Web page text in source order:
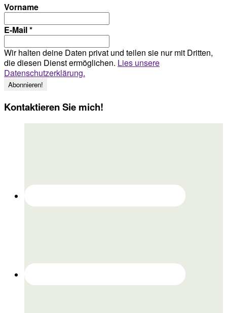
Vorname
E-Mail*
Wir halten deine Daten privat und teilen sie nur mit Dritten,
die diesen Dienst ermöglichen. Lies unsere
Datenschutzerklärung.
Kontaktieren Sie mich!